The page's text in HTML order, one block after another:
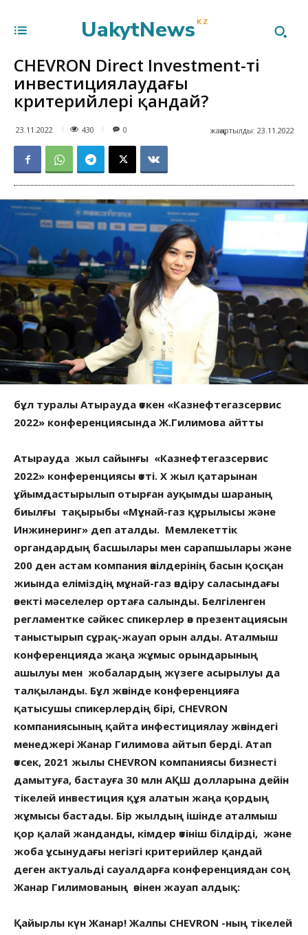
UakytNews KZ
CHEVRON Direct Investment-тің
инвестициялаудағы
критерийлері қандай?
23.11.2022 430 жаңартылды: 23.11.2022
0
бұл туралы Атырауда өткен «Казнефтегазсервис
2022» конференциясында Ж.Гилимова айтты
Атырауда жыл сайынғы «Казнефтегазсервис
2022» конференциясы өтті. Х жыл қатарынан
ұйымдастырылып отырған ауқымды шараның
биылғы тақырыбы «Мұнай-газ құрылысы және
Инжинеринг» деп аталды. Мемлекеттік
органдардың басшылары мен сарапшылары және
200 ден астам компания өкілдерінің басын қосқан
жиында еліміздің мұнай-газ өндіру саласындағы
өзекті мәселелер ортаға салынды. Белгіленген
регламентке сәйкес спикерлер өз презентациясын
таныстырып сұрақ-жауап орын алды. Аталмыш
конференцияда жаңа жұмыс орындарының
ашылуы мен жобалардың жүзеге асырылуы да
талқыланды. Бұл жөнінде конференцияға
қатысушы спикерлердің бірі, CHEVRON
компаниясының қайта инфестициялау жөніндегі
менеджері Жанар Гилимова айтып берді. Атап
өтсек, 2021 жылы CHEVRON компаниясы бизнесті
дамытуға, бастауға 30 млн АҚШ долларына дейін
тікелей инвестиция құя алатын жаңа қордың
жұмысы бастады. Бір жылдың ішінде аталмыш
қор қалай жанданды, кімдер өтініш білдірді, және
жоба ұсынудағы негізгі критерийлер қандай
деген актуальді сауалдарға конференциядан соң
Жанар Гилимованың өзінен жауап алдық:
Қайырлы күн Жанар! Жалпы CHEVRON -ның тікелей